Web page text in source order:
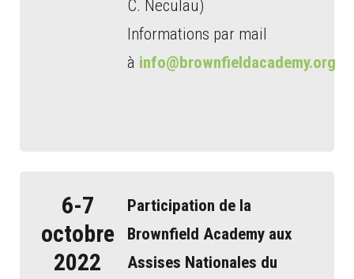
C. Neculau)
Informations par mail
à info@brownfieldacademy.org
6-7
octobre
2022
Participation de la
Brownfield Academy aux
Assises Nationales du